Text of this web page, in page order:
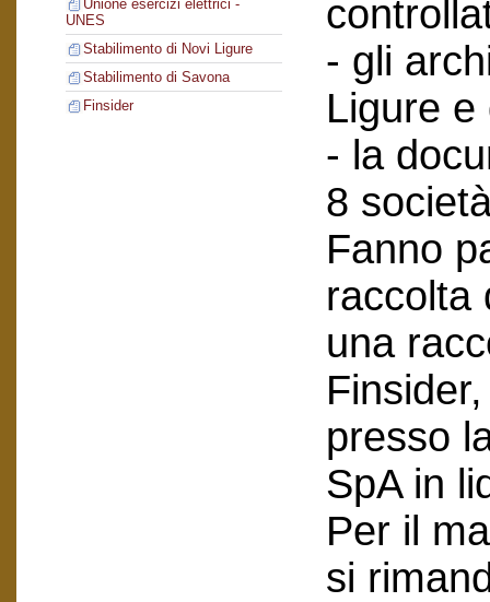
Unione esercizi elettrici -
UNES
Stabilimento di Novi Ligure
Stabilimento di Savona
Finsider
- gli
Ligure e
- la
8
Fanno
raccolta
una
presso
SpA in
Per il
si